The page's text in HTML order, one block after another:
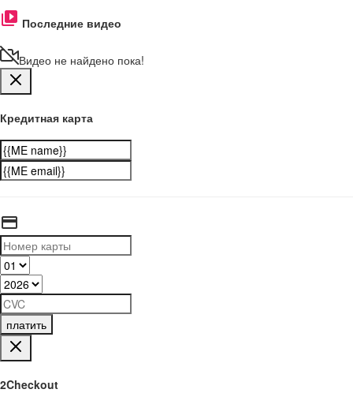
Последние видео
Видео не найдено пока!
Кредитная карта
платить
2Checkout